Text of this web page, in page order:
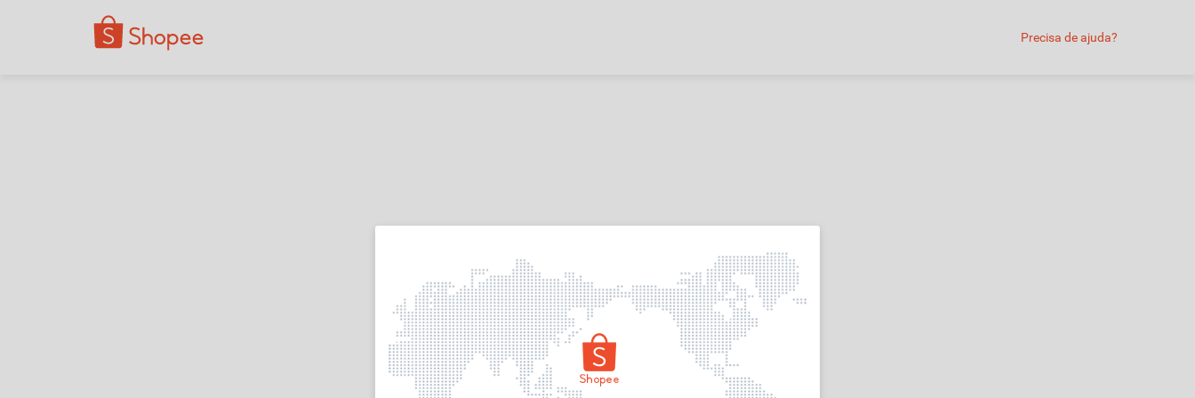
Precisa de ajuda?